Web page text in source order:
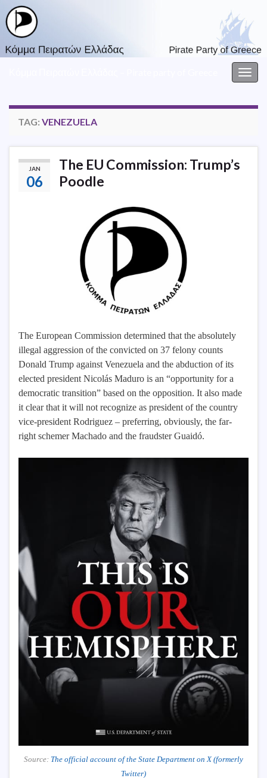
TAG: VENEZUELA
JAN
06
The EU Commission: Trump’s
Poodle
The European Commission determined that the absolutely
illegal aggression of the convicted on 37 felony counts
Donald Trump against Venezuela and the abduction of its
elected president Nicolás Maduro is an “opportunity for a
democratic transition” based on the opposition. It also made
it clear that it will not recognize as president of the country
vice-president Rodriguez – preferring, obviously, the far-
right schemer Machado and the fraudster Guaidó.
Source: The official account of the State Department on X (formerly
Twitter)